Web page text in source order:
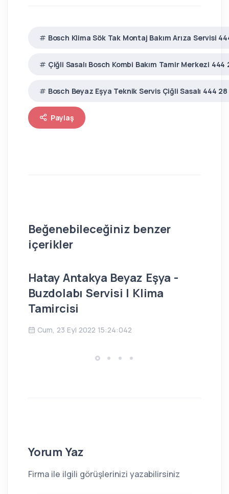
Bosch Klima Sök Tak Montaj Bakım Arıza Servisi
Çiğli Sasalı Bosch Kombi Bakım Tamir Merkezi 444
Bosch Beyaz Eşya Teknik Servis Çiğli Sasalı 444
Paylaş
Beğenebileceğiniz benzer
içerikler
Hatay Antakya Beyaz Eşya -
Buzdolabı Servisi | Klima
Tamircisi
Cum, 23 Eyl 2022 15:24:042
Yorum Yaz
Firma ile ilgili görüşlerinizi yazabilirsiniz